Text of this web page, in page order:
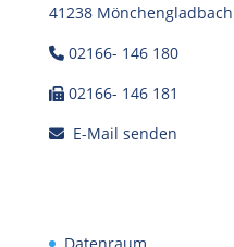
41238 Mönchengladbach
02166- 146 180
02166- 146 181
E-Mail senden